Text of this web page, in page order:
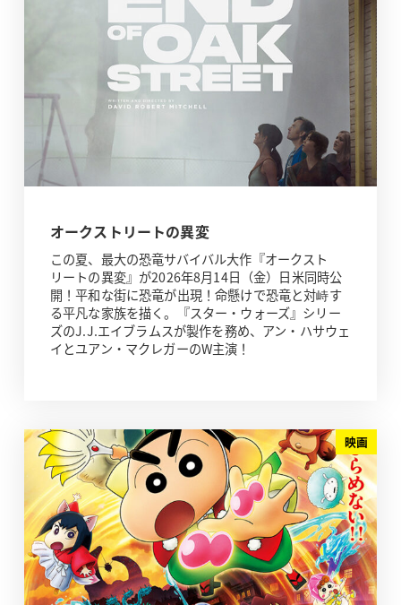
オークストリートの異変
この夏、最大の恐竜サバイバル大作『オークスト
リートの異変』が2026年8月14日（金）日米同時公
開！平和な街に恐竜が出現！命懸けで恐竜と対峙す
る平凡な家族を描く。『スター・ウォーズ』シリー
ズのJ.J.エイブラムスが製作を務め、アン・ハサウェ
イとユアン・マクレガーのW主演！
映画